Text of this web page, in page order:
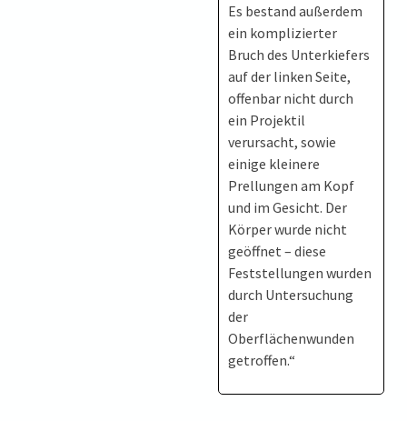
Es bestand außerdem
ein komplizierter
Bruch des Unterkiefers
auf der linken Seite,
offenbar nicht durch
ein Projektil
verursacht, sowie
einige kleinere
Prellungen am Kopf
und im Gesicht. Der
Körper wurde nicht
geöffnet – diese
Feststellungen wurden
durch Untersuchung
der
Oberflächenwunden
getroffen.“